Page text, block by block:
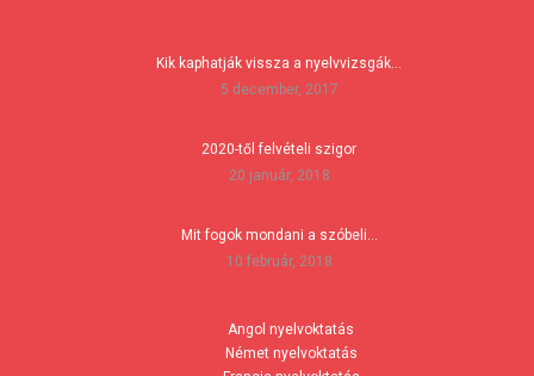
Kik kaphatják vissza a nyelvvizsgák…
5 december, 2017
2020-től felvételi szigor
20 január, 2018
Mit fogok mondani a szóbeli…
10 február, 2018
Angol nyelvoktatás
Német nyelvoktatás